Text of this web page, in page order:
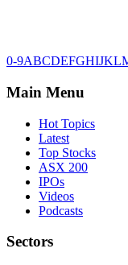
0-9ABCDEFGHIJKL
Main Menu
Hot Topics
Latest
Top Stocks
ASX 200
IPOs
Videos
Podcasts
Sectors